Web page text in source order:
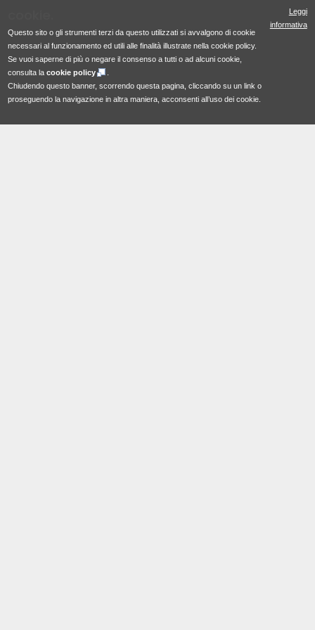
Questo sito o gli strumenti terzi da questo utilizzati si avvalgono di cookie
necessari al funzionamento ed utili alle finalità illustrate nella cookie policy.
Se vuoi saperne di più o negare il consenso a tutti o ad alcuni cookie,
consulta lacookie policy
Chiudendo questo banner, scorrendo questa pagina, cliccando su un link o
proseguendo la navigazione in altra maniera, acconsenti all’uso dei cookie.
Leggi
informativa